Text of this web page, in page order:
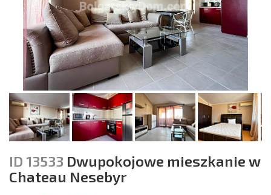
ID 13533 Dwupokojowe mieszkanie w
Chateau Nesebyr